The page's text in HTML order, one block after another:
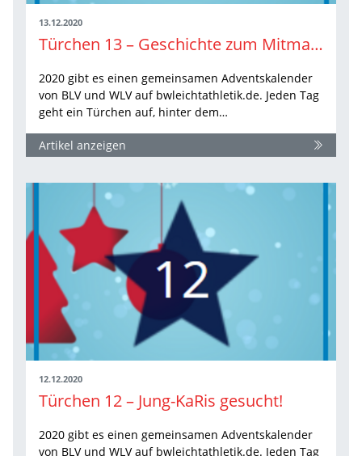
13.12.2020
Türchen 13 – Geschichte zum Mitmachen
2020 gibt es einen gemeinsamen Adventskalender
von BLV und WLV auf bwleichtathletik.de. Jeden Tag
geht ein Türchen auf, hinter dem…
Artikel anzeigen
12.12.2020
Türchen 12 – Jung-KaRis gesucht!
2020 gibt es einen gemeinsamen Adventskalender
von BLV und WLV auf bwleichtathletik.de. Jeden Tag